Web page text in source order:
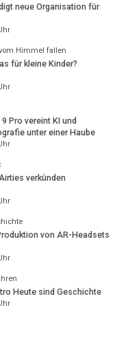
neue Organisation für
Himmel fallen
für kleine Kinder?
Pro vereint KI und
unter einer Haube
verkünden
von AR-Headsets
Heute sind Geschichte